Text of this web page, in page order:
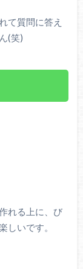
て質問に答え
(笑)
れる上に、び
しいです。